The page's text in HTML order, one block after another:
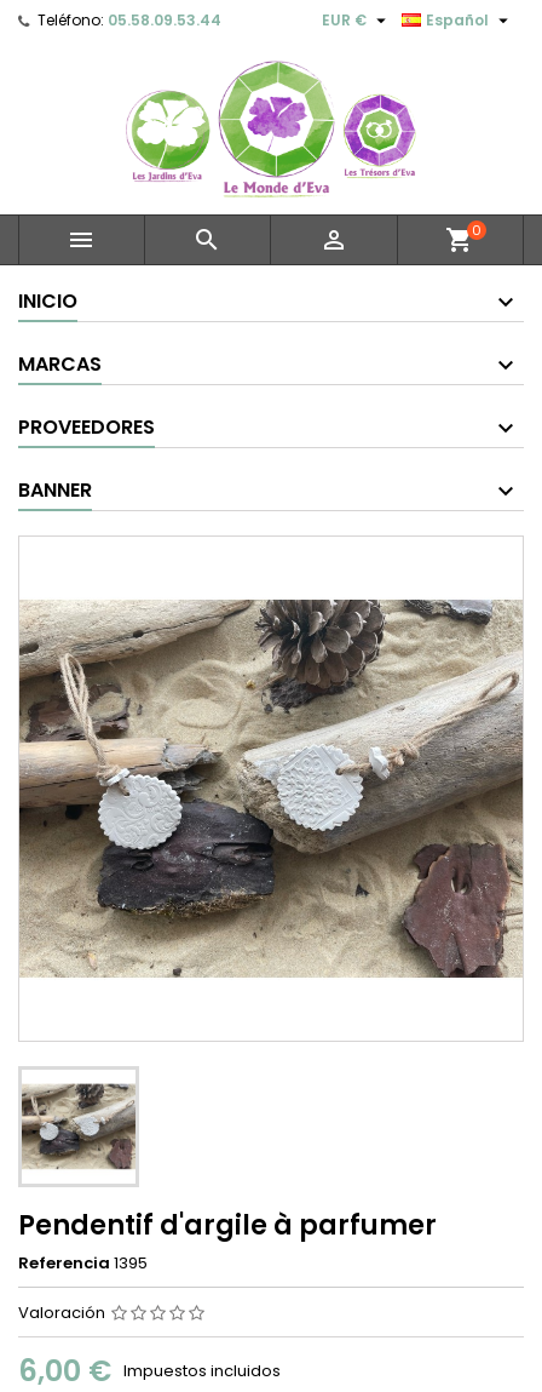
Teléfono: 05.58.09.53.44 Español 
EUR € 
   shopping_cart0
INICIO
MARCAS
PROVEEDORES
BANNER
Pendentif d'argile à parfumer
Referencia 1395
Valoración
6,00 € Impuestos incluidos